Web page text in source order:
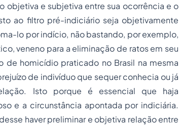
objetiva e subjetiva entre sua ocorrência e o
ao filtro pré-indiciário seja objetivamente
lo por indício, não bastando, por exemplo,
veneno para a eliminação de ratos em seu
homicídio praticado no Brasil na mesma
de indivíduo que sequer conhecia ou já
Isto porque é essencial que haja
e a circunstância apontada por indiciária.
haver preliminar e objetiva relação entre